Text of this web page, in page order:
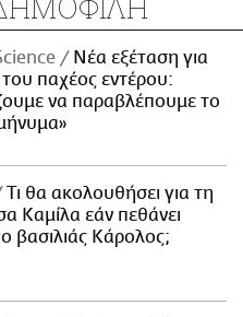
Νέα εξέταση για
του παχέος εντέρου:
να παραβλέπουμε το
Τι θα ακολουθήσει για τη
Καμίλα εάν πεθάνει
βασιλιάς Κάρολος;